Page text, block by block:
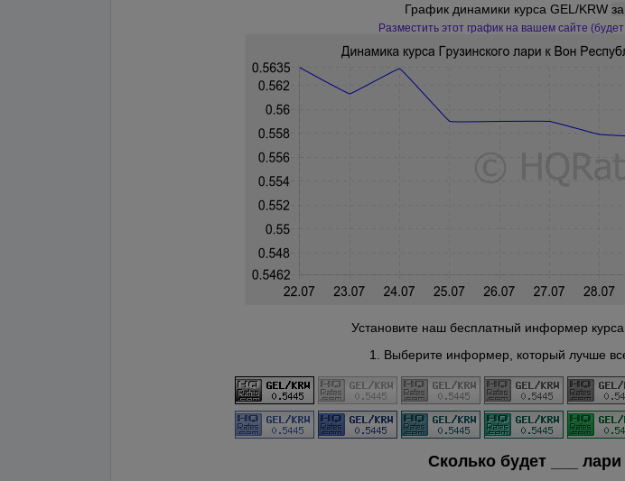
График динамики курса GEL/KRW
Разместить этот график на вашем сайте
Установите наш бесплатный информер
1. Выберите информер, который лучше
Сколько будет лари